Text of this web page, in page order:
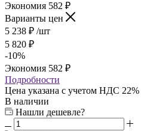
Экономия 582 ₽
Варианты цен
5 238 ₽ /шт
5 820 ₽
-10%
Экономия 582 ₽
Подробности
Цена указана с учетом НДС 22%
В наличии
Нашли дешевле?